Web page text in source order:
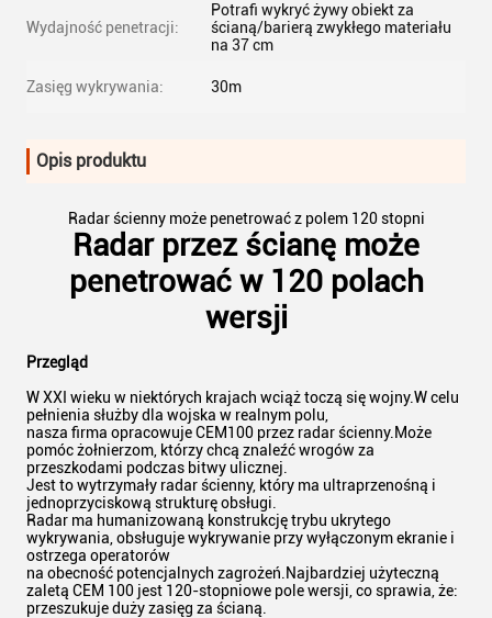
Wydajność penetracji:
Potrafi wykryć żywy obiekt za
ścianą/barierą zwykłego materiału
na 37 cm
Zasięg wykrywania: 30m
Opis produktu
Radar ścienny może penetrować z polem 120 stopni
Radar przez ścianę może
penetrować w 120 polach
wersji
Przegląd
W XXI wieku w niektórych krajach wciąż toczą się wojny.W celu
pełnienia służby dla wojska w realnym polu,
nasza firma opracowuje CEM100 przez radar ścienny.Może
pomóc żołnierzom, którzy chcą znaleźć wrogów za
przeszkodami podczas bitwy ulicznej.
Jest to wytrzymały radar ścienny, który ma ultraprzenośną i
jednoprzyciskową strukturę obsługi.
Radar ma humanizowaną konstrukcję trybu ukrytego
wykrywania, obsługuje wykrywanie przy wyłączonym ekranie i
ostrzega operatorów
na obecność potencjalnych zagrożeń.Najbardziej użyteczną
zaletą CEM 100 jest 120-stopniowe pole wersji, co sprawia, że:
przeszukuje duży zasięg za ścianą.